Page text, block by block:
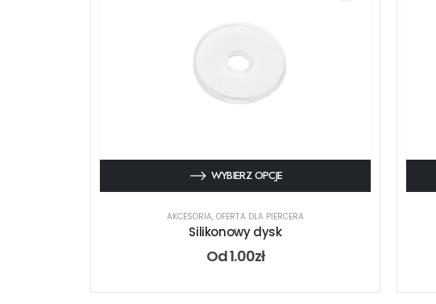
WYBIERZ OPCJE
AKCESORIA,OFERTA DLA PIERCERA
Silikonowy dysk
Od1.00zł